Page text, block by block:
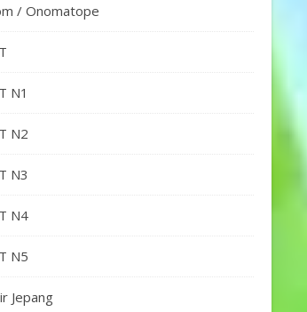
/ Onomatope
N1
N2
N3
N4
N5
Jepang